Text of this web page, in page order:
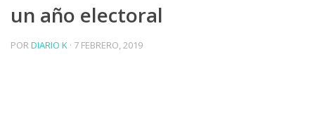
un año electoral
PORDIARIO K · 7 FEBRERO, 2019